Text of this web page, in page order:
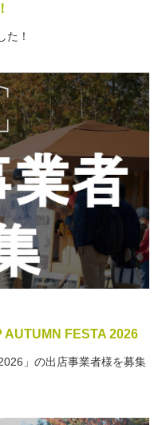
た！
AUTUMN FESTA 2026
」の出店事業者様を募集